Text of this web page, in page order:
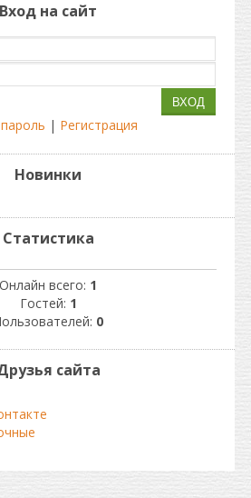
Вход на сайт
| Регистрация
Новинки
Статистика
Онлайн всего: 1
Гостей: 1
0
сайта